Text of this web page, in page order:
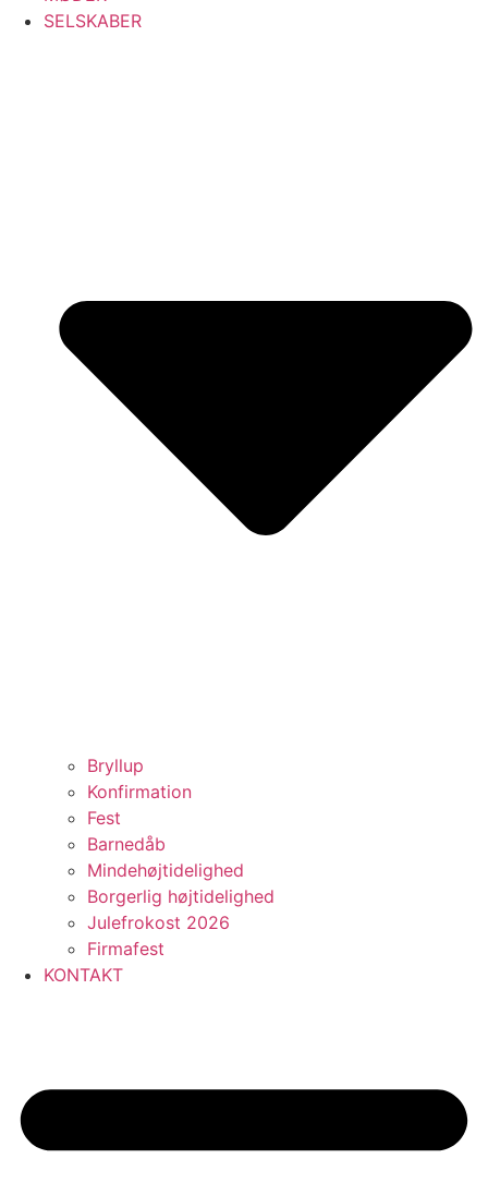
SELSKABER
Bryllup
Konfirmation
Fest
Barnedåb
Mindehøjtidelighed
Borgerlig højtidelighed
Julefrokost 2026
Firmafest
KONTAKT